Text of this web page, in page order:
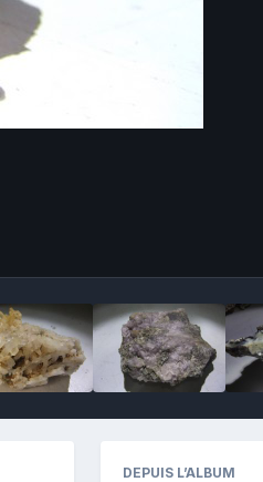
DEPUIS L’ALBUM